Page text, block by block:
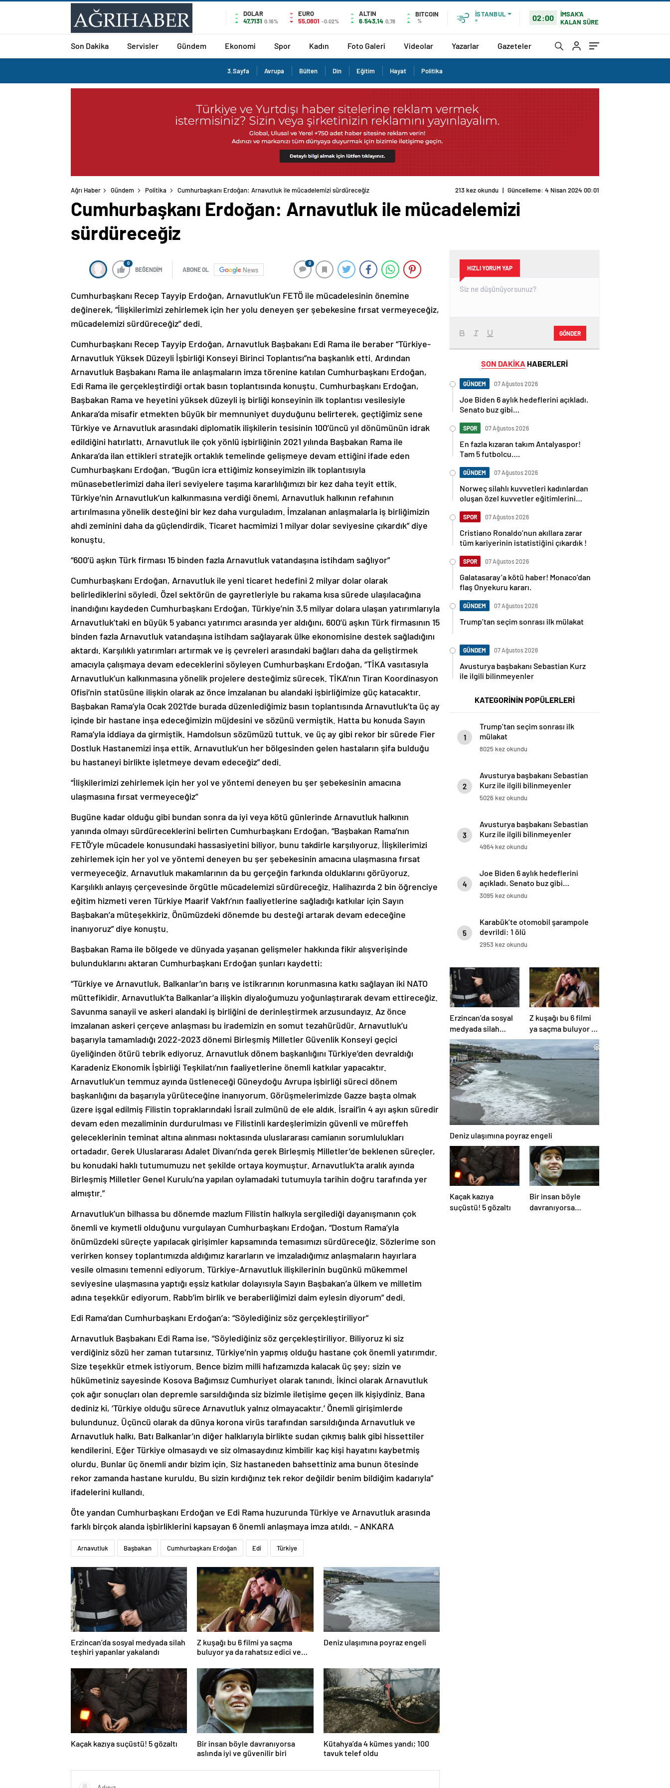
DOLAR
47,7131 0.16%
EURO
55,0801 -0.02%
ALTIN
6.543,14 0,78
BITCOIN
%
İSTANBUL
°
02:00
İMSAK'A
KALAN SÜRE
Son Dakika Servisler Gündem Ekonomi Spor Kadın Foto Galeri Videolar Yazarlar Gazeteler
3.Sayfa Avrupa Bülten Din Eğitim Hayat Politika
Ağrı Haber Gündem Politika Cumhurbaşkanı Erdoğan: Arnavutluk ile mücadelemizi sürdüreceğiz 213 kez okundu | Güncelleme: 4 Nisan 2024 00:01
Cumhurbaşkanı Erdoğan: Arnavutluk ile mücadelemizi
sürdüreceğiz
0
BEĞENDİM ABONE OL News
0
Cumhurbaşkanı Recep Tayyip Erdoğan, Arnavutluk’un FETÖ ile mücadelesinin önemine
değinerek, “İlişkilerimizi zehirlemek için her yolu deneyen şer şebekesine fırsat vermeyeceğiz,
mücadelemizi sürdüreceğiz” dedi.
Cumhurbaşkanı Recep Tayyip Erdoğan, Arnavutluk Başbakanı Edi Rama ile beraber “Türkiye-
Arnavutluk Yüksek Düzeyli İşbirliği Konseyi Birinci Toplantısı”na başkanlık etti. Ardından
Arnavutluk Başbakanı Rama ile anlaşmaların imza törenine katılan Cumhurbaşkanı Erdoğan,
Edi Rama ile gerçekleştirdiği ortak basın toplantısında konuştu. Cumhurbaşkanı Erdoğan,
Başbakan Rama ve heyetini yüksek düzeyli iş birliği konseyinin ilk toplantısı vesilesiyle
Ankara’da misafir etmekten büyük bir memnuniyet duyduğunu belirterek, geçtiğimiz sene
Türkiye ve Arnavutluk arasındaki diplomatik ilişkilerin tesisinin 100’üncü yıl dönümünün idrak
edildiğini hatırlattı. Arnavutluk ile çok yönlü işbirliğinin 2021 yılında Başbakan Rama ile
Ankara’da ilan ettikleri stratejik ortaklık temelinde gelişmeye devam ettiğini ifade eden
Cumhurbaşkanı Erdoğan, “Bugün icra ettiğimiz konseyimizin ilk toplantısıyla
münasebetlerimizi daha ileri seviyelere taşıma kararlılığımızı bir kez daha teyit ettik.
Türkiye’nin Arnavutluk’un kalkınmasına verdiği önemi, Arnavutluk halkının refahının
artırılmasına yönelik desteğini bir kez daha vurguladım. İmzalanan anlaşmalarla iş birliğimizin
ahdi zeminini daha da güçlendirdik. Ticaret hacmimizi 1 milyar dolar seviyesine çıkardık” diye
konuştu.
“600’ü aşkın Türk firması 15 binden fazla Arnavutluk vatandaşına istihdam sağlıyor”
Cumhurbaşkanı Erdoğan, Arnavutluk ile yeni ticaret hedefini 2 milyar dolar olarak
belirlediklerini söyledi. Özel sektörün de gayretleriyle bu rakama kısa sürede ulaşılacağına
inandığını kaydeden Cumhurbaşkanı Erdoğan, Türkiye’nin 3,5 milyar dolara ulaşan yatırımlarıyla
Arnavutluk’taki en büyük 5 yabancı yatırımcı arasında yer aldığını, 600’ü aşkın Türk firmasının 15
binden fazla Arnavutluk vatandaşına istihdam sağlayarak ülke ekonomisine destek sağladığını
aktardı. Karşılıklı yatırımları artırmak ve iş çevreleri arasındaki bağları daha da geliştirmek
amacıyla çalışmaya devam edeceklerini söyleyen Cumhurbaşkanı Erdoğan, “TİKA vasıtasıyla
Arnavutluk’un kalkınmasına yönelik projelere desteğimiz sürecek. TİKA’nın Tiran Koordinasyon
Ofisi’nin statüsüne ilişkin olarak az önce imzalanan bu alandaki işbirliğimize güç katacaktır.
Başbakan Rama’yla Ocak 2021’de burada düzenlediğimiz basın toplantısında Arnavutluk’ta üç ay
içinde bir hastane inşa edeceğimizin müjdesini ve sözünü vermiştik. Hatta bu konuda Sayın
Rama’yla iddiaya da girmiştik. Hamdolsun sözümüzü tuttuk. ve üç ay gibi rekor bir sürede Fier
Dostluk Hastanemizi inşa ettik. Arnavutluk’un her bölgesinden gelen hastaların şifa bulduğu
bu hastaneyi birlikte işletmeye devam edeceğiz” dedi.
“İlişkilerimizi zehirlemek için her yol ve yöntemi deneyen bu şer şebekesinin amacına
ulaşmasına fırsat vermeyeceğiz”
Bugüne kadar olduğu gibi bundan sonra da iyi veya kötü günlerinde Arnavutluk halkının
yanında olmayı sürdüreceklerini belirten Cumhurbaşkanı Erdoğan, “Başbakan Rama’nın
FETÖ’yle mücadele konusundaki hassasiyetini biliyor, bunu takdirle karşılıyoruz. İlişkilerimizi
zehirlemek için her yol ve yöntemi deneyen bu şer şebekesinin amacına ulaşmasına fırsat
vermeyeceğiz. Arnavutluk makamlarının da bu gerçeğin farkında olduklarını görüyoruz.
Karşılıklı anlayış çerçevesinde örgütle mücadelemizi sürdüreceğiz. Halihazırda 2 bin öğrenciye
eğitim hizmeti veren Türkiye Maarif Vakfı’nın faaliyetlerine sağladığı katkılar için Sayın
Başbakan’a müteşekkiriz. Önümüzdeki dönemde bu desteği artarak devam edeceğine
inanıyoruz” diye konuştu.
Başbakan Rama ile bölgede ve dünyada yaşanan gelişmeler hakkında fikir alışverişinde
bulunduklarını aktaran Cumhurbaşkanı Erdoğan şunları kaydetti:
“Türkiye ve Arnavutluk, Balkanlar’ın barış ve istikrarının korunmasına katkı sağlayan iki NATO
müttefikidir. Arnavutluk’ta Balkanlar’a ilişkin diyaloğumuzu yoğunlaştırarak devam ettireceğiz.
Savunma sanayii ve askeri alandaki iş birliğini de derinleştirmek arzusundayız. Az önce
imzalanan askeri çerçeve anlaşması bu irademizin en somut tezahürüdür. Arnavutluk’u
başarıyla tamamladığı 2022-2023 dönemi Birleşmiş Milletler Güvenlik Konseyi geçici
üyeliğinden ötürü tebrik ediyoruz. Arnavutluk dönem başkanlığını Türkiye’den devraldığı
Karadeniz Ekonomik İşbirliği Teşkilatı’nın faaliyetlerine önemli katkılar yapacaktır.
Arnavutluk’un temmuz ayında üstleneceği Güneydoğu Avrupa işbirliği süreci dönem
başkanlığını da başarıyla yürüteceğine inanıyorum. Görüşmelerimizde Gazze başta olmak
üzere işgal edilmiş Filistin topraklarındaki İsrail zulmünü de ele aldık. İsrail’in 4 ayı aşkın süredir
devam eden mezaliminin durdurulması ve Filistinli kardeşlerimizin güvenli ve müreffeh
geleceklerinin teminat altına alınması noktasında uluslararası camianın sorumlulukları
ortadadır. Gerek Uluslararası Adalet Divanı’nda gerek Birleşmiş Milletler’de beklenen süreçler,
bu konudaki haklı tutumumuzu net şekilde ortaya koymuştur. Arnavutluk’ta aralık ayında
Birleşmiş Milletler Genel Kurulu’na yapılan oylamadaki tutumuyla tarihin doğru tarafında yer
almıştır.”
Arnavutluk’un bilhassa bu dönemde mazlum Filistin halkıyla sergilediği dayanışmanın çok
önemli ve kıymetli olduğunu vurgulayan Cumhurbaşkanı Erdoğan, “Dostum Rama’yla
önümüzdeki süreçte yapılacak girişimler kapsamında temasımızı sürdüreceğiz. Sözlerime son
verirken konsey toplantımızda aldığımız kararların ve imzaladığımız anlaşmaların hayırlara
vesile olmasını temenni ediyorum. Türkiye-Arnavutluk ilişkilerinin bugünkü mükemmel
seviyesine ulaşmasına yaptığı eşsiz katkılar dolayısıyla Sayın Başbakan’a ülkem ve milletim
adına teşekkür ediyorum. Rabb’im birlik ve beraberliğimizi daim eylesin diyorum” dedi.
Edi Rama’dan Cumhurbaşkanı Erdoğan’a: “Söylediğiniz söz gerçekleştiriliyor”
Arnavutluk Başbakanı Edi Rama ise, “Söylediğiniz söz gerçekleştiriliyor. Biliyoruz ki siz
verdiğiniz sözü her zaman tutarsınız. Türkiye’nin yapmış olduğu hastane çok önemli yatırımdır.
Size teşekkür etmek istiyorum. Bence bizim milli hafızamızda kalacak üç şey; sizin ve
hükümetiniz sayesinde Kosova Bağımsız Cumhuriyet olarak tanındı. İkinci olarak Arnavutluk
çok ağır sonuçları olan depremle sarsıldığında siz bizimle iletişime geçen ilk kişiydiniz. Bana
dediniz ki, ‘Türkiye olduğu sürece Arnavutluk yalnız olmayacaktır.’ Önemli girişimlerde
bulundunuz. Üçüncü olarak da dünya korona virüs tarafından sarsıldığında Arnavutluk ve
Arnavutluk halkı, Batı Balkanlar’ın diğer halklarıyla birlikte sudan çıkmış balık gibi hissettiler
kendilerini. Eğer Türkiye olmasaydı ve siz olmasaydınız kimbilir kaç kişi hayatını kaybetmiş
olurdu. Bunlar üç önemli andır bizim için. Siz hastaneden bahsettiniz ama bunun ötesinde
rekor zamanda hastane kuruldu. Bu sizin kırdığınız tek rekor değildir benim bildiğim kadarıyla”
ifadelerini kullandı.
Öte yandan Cumhurbaşkanı Erdoğan ve Edi Rama huzurunda Türkiye ve Arnavutluk arasında
farklı birçok alanda işbirliklerini kapsayan 6 önemli anlaşmaya imza atıldı. – ANKARA
Arnavutluk Başbakan Cumhurbaşkanı Erdoğan Edi Türkiye
Erzincan’da sosyal medyada silah
teşhiri yapanlar yakalandı
Z kuşağı bu 6 filmi ya saçma
buluyor ya da rahatsız edici ve
Deniz ulaşımına poyraz engeli
Kaçak kazıya suçüstü! 5 gözaltı
Bir insan böyle davranıyorsa
aslında iyi ve güvenilir biri
Kütahya’da 4 kümes yandı; 100
tavuk telef oldu
HIZLI YORUM YAP
GÖNDER
SON DAKİKA HABERLERİ
GÜNDEM 07 Ağustos 2026
Joe Biden 6 aylık hedeflerini açıkladı.
Senato buz gibi…
SPOR 07 Ağustos 2026
En fazla kızaran takım Antalyaspor!
Tam 5 futbolcu….
GÜNDEM 07 Ağustos 2026
Norweç silahlı kuvvetleri kadınlardan
oluşan özel kuvvetler eğitimlerini
SPOR 07 Ağustos 2026
Cristiano Ronaldo’nun akıllara zarar
tüm kariyerinin istatistiğini çıkardık !
SPOR 07 Ağustos 2026
Galatasaray’a kötü haber! Monaco’dan
flaş Onyekuru kararı.
GÜNDEM 07 Ağustos 2026
Trump’tan seçim sonrası ilk mülakat
GÜNDEM 07 Ağustos 2026
Avusturya başbakanı Sebastian Kurz
ile ilgili bilinmeyenler
KATEGORİNİN POPÜLERLERİ
1
Trump’tan seçim sonrası ilk
mülakat
8025 kez okundu
2
Avusturya başbakanı Sebastian
Kurz ile ilgili bilinmeyenler
5026 kez okundu
3
Avusturya başbakanı Sebastian
Kurz ile ilgili bilinmeyenler
4964 kez okundu
4
Joe Biden 6 aylık hedeflerini
açıkladı. Senato buz gibi…
3095 kez okundu
5
Karabük’te otomobil şarampole
devrildi: 1 ölü
2953 kez okundu
Erzincan’da sosyal
medyada silah
teşhiri yapanlar
yakalandı
Z kuşağı bu 6 filmi
ya saçma buluyor ya
da rahatsız edici ve
toksik!
Deniz ulaşımına poyraz engeli
Kaçak kazıya
suçüstü! 5 gözaltı
Bir insan böyle
davranıyorsa